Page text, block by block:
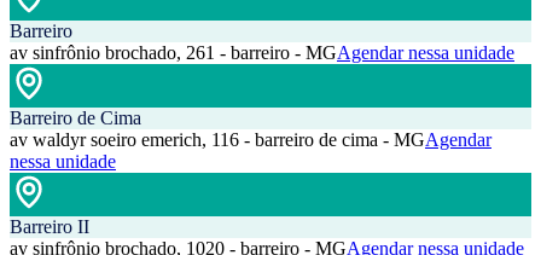
Barreiro
av sinfrônio brochado, 261 - barreiro - MGAgendar nessa unidade
Barreiro de Cima
av waldyr soeiro emerich, 116 - barreiro de cima - MGAgendar
nessa unidade
Barreiro II
av sinfrônio brochado, 1020 - barreiro - MGAgendar nessa unidade